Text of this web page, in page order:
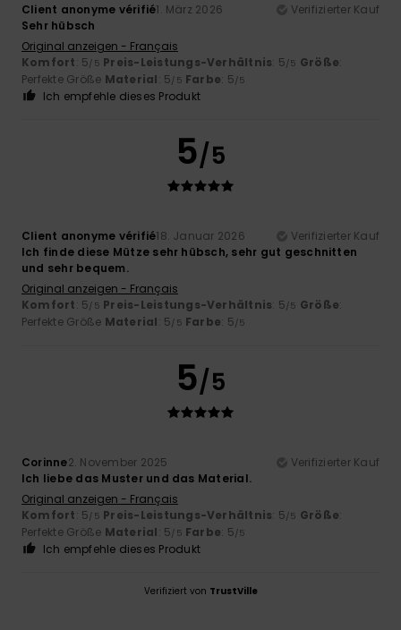
Client anonyme vérifié1. März 2026
Verifizierter Kauf
Sehr hübsch
Original anzeigen - Français
Komfort: 5/5 Preis-Leistungs-Verhältnis: 5/5 Größe:
Perfekte Größe Material: 5/5 Farbe: 5/5
Ich empfehle dieses Produkt
5/5
Client anonyme vérifié18. Januar 2026
Verifizierter Kauf
Ich finde diese Mütze sehr hübsch, sehr gut geschnitten
und sehr bequem.
Original anzeigen - Français
Komfort: 5/5 Preis-Leistungs-Verhältnis: 5/5 Größe:
Perfekte Größe Material: 5/5 Farbe: 5/5
5/5
Corinne2. November 2025
Verifizierter Kauf
Ich liebe das Muster und das Material.
Original anzeigen - Français
Komfort: 5/5 Preis-Leistungs-Verhältnis: 5/5 Größe:
Perfekte Größe Material: 5/5 Farbe: 5/5
Ich empfehle dieses Produkt
Verifiziert von TrustVille